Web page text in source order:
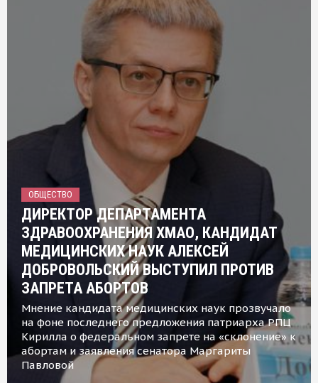
ОБЩЕСТВО
ДИРЕКТОР ДЕПАРТАМЕНТА
ЗДРАВООХРАНЕНИЯ ХМАО, КАНДИДАТ
МЕДИЦИНСКИХ НАУК АЛЕКСЕЙ
ДОБРОВОЛЬСКИЙ ВЫСТУПИЛ ПРОТИВ
ЗАПРЕТА АБОРТОВ
Мнение кандидата медицинских наук прозвучало
на фоне последнего предложения патриарха РПЦ
Кирилла о федеральном запрете на «склонение» к
абортам и заявления сенатора Маргариты
Павловой